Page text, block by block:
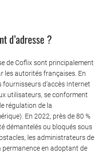
d’adresse ?
de Coflix sont principalement
les autorités françaises. En
fournisseurs d’accès Internet
utilisateurs, se conforment
régulation de la
En 2022, près de 80 %
démantelés ou bloqués sous
les administrateurs de
en adoptant de